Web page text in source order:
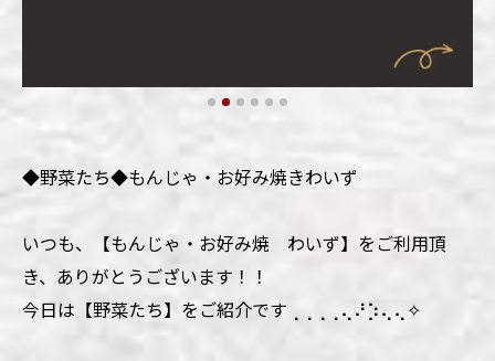
◆野菜たち◆もんじゃ・お好み焼きわいず
いつも、【もんじゃ・お好み焼 わいず】をご利用頂
き、ありがとうございます！！
今日は【野菜たち】をご紹介です⢀⢀⢀⢀⢄⠜⡱⢄⢄✧